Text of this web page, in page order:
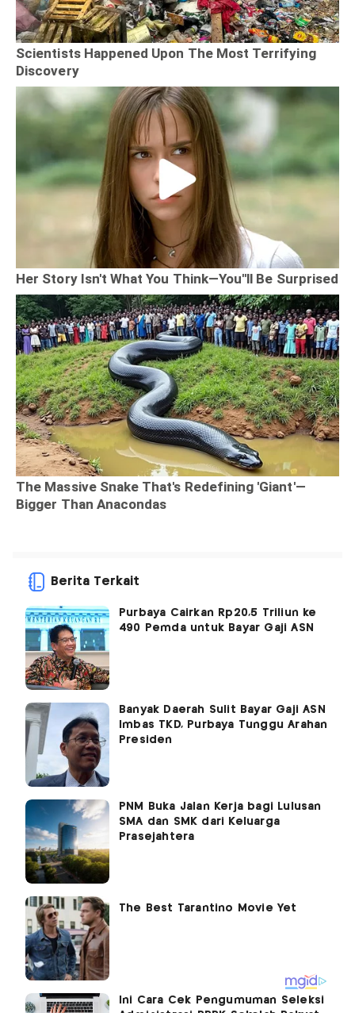
Berita Terkait
Purbaya Cairkan Rp20,5 Triliun ke
490 Pemda untuk Bayar Gaji ASN
Banyak Daerah Sulit Bayar Gaji ASN
Imbas TKD, Purbaya Tunggu Arahan
Presiden
PNM Buka Jalan Kerja bagi Lulusan
SMA dan SMK dari Keluarga
Prasejahtera
Ini Cara Cek Pengumuman Seleksi